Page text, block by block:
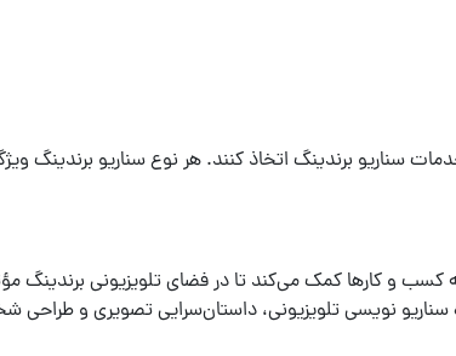
سناریو برندینگ اتخاذ کنند. هر نوعسناریو برندینگ
و کارها کمک می‌کند تا در فضای تلویزیونی برندینگ
نویسی تلویزیونی، داستان‌سرایی تصویری و طراحی